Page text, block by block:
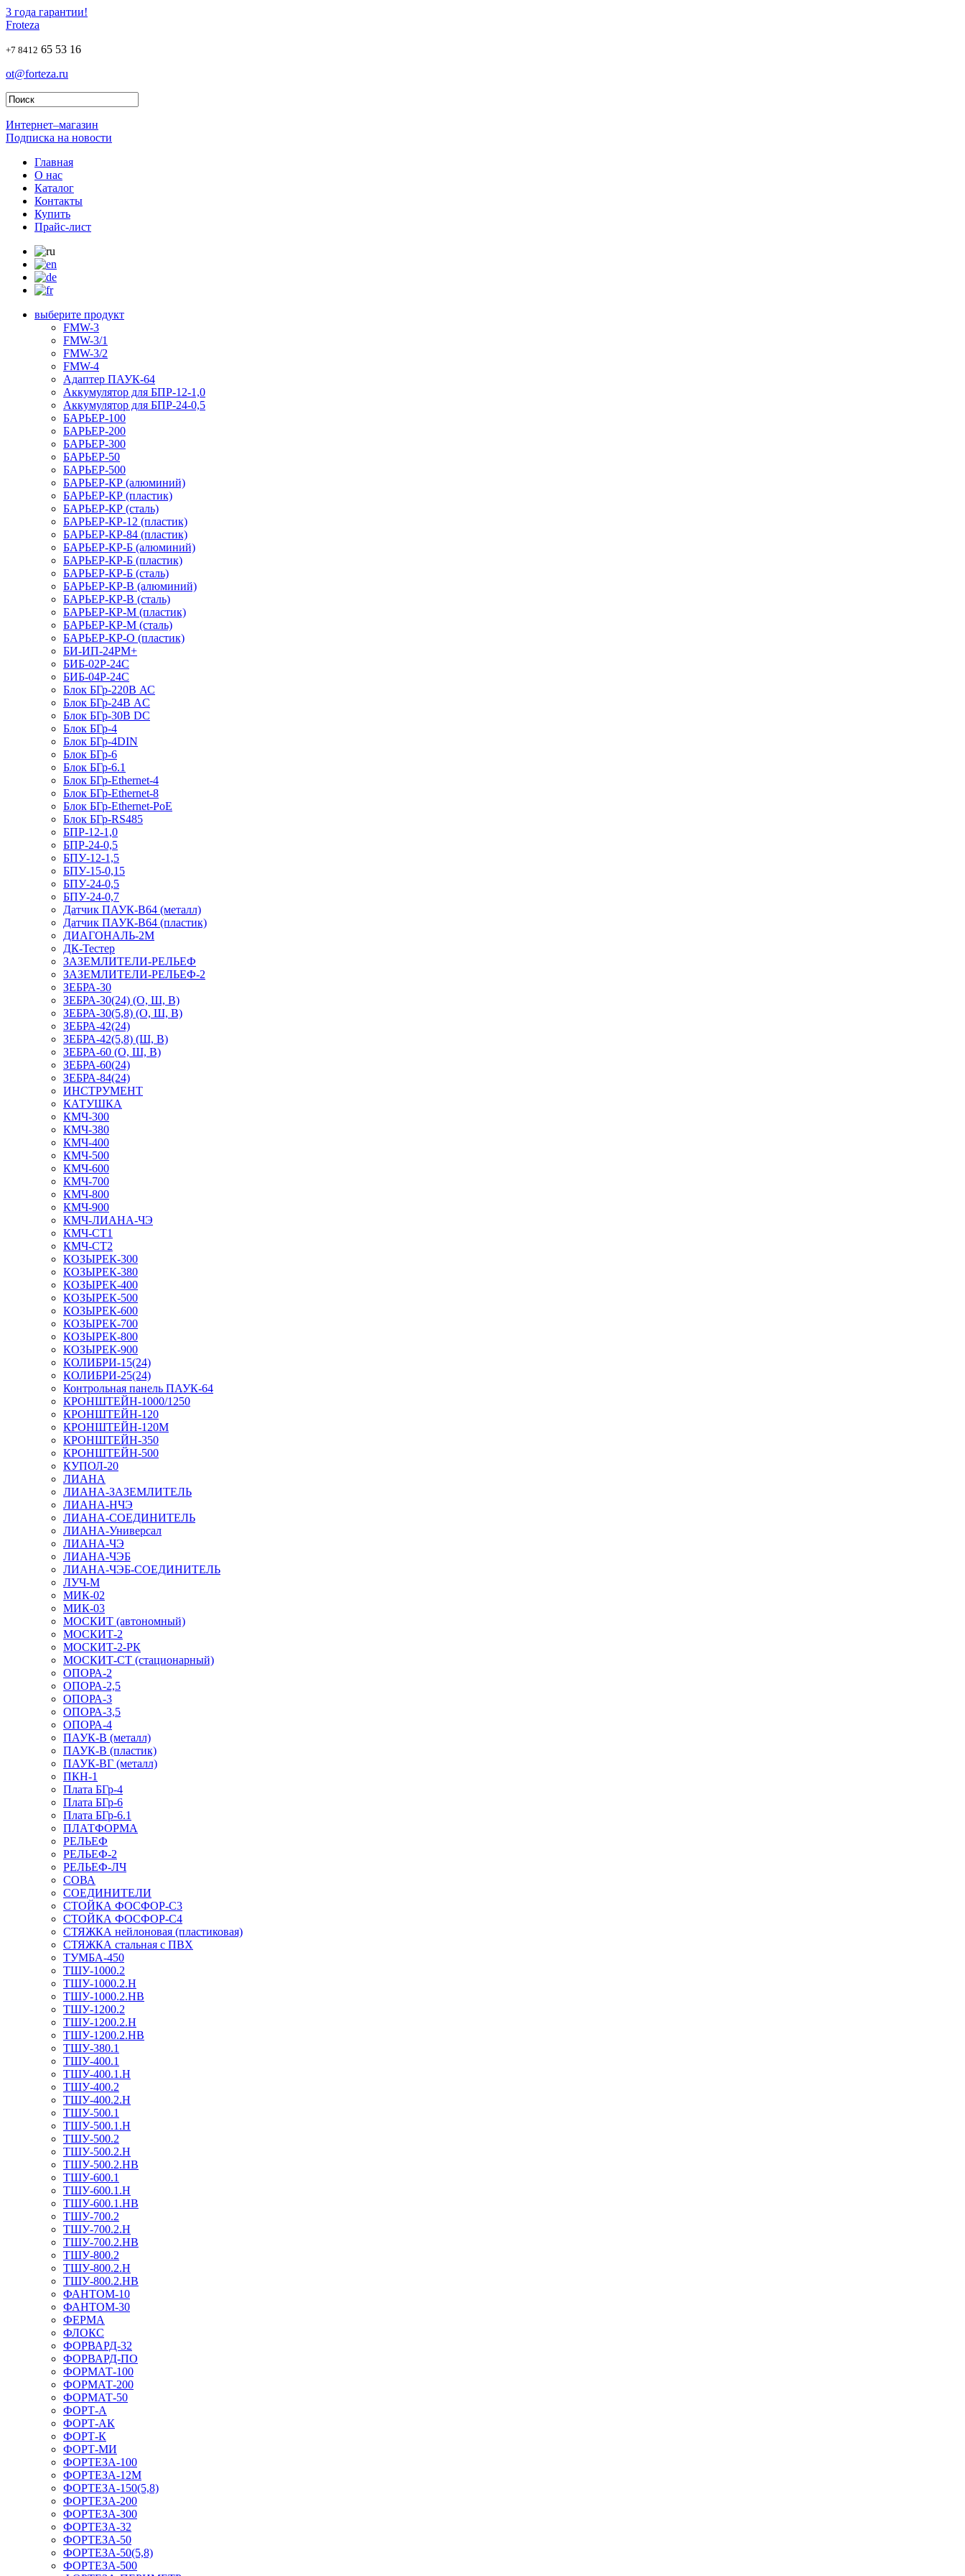
3 года гарантии!
Froteza
+7 8412 65 53 16
ot@forteza.ru
Интернет–магазин
Подписка на новости
Главная
О нас
Каталог
Контакты
Купить
Прайс-лист
выберите продукт
FMW-3
FMW-3/1
FMW-3/2
FMW-4
Адаптер ПАУК-64
Аккумулятор для БПР-12-1,0
Аккумулятор для БПР-24-0,5
БАРЬЕР-100
БАРЬЕР-200
БАРЬЕР-300
БАРЬЕР-50
БАРЬЕР-500
БАРЬЕР-КР (алюминий)
БАРЬЕР-КР (пластик)
БАРЬЕР-КР (сталь)
БАРЬЕР-КР-12 (пластик)
БАРЬЕР-КР-84 (пластик)
БАРЬЕР-КР-Б (алюминий)
БАРЬЕР-КР-Б (пластик)
БАРЬЕР-КР-Б (сталь)
БАРЬЕР-КР-В (алюминий)
БАРЬЕР-КР-В (сталь)
БАРЬЕР-КР-М (пластик)
БАРЬЕР-КР-М (сталь)
БАРЬЕР-КР-О (пластик)
БИ-ИП-24РМ+
БИБ-02Р-24С
БИБ-04Р-24С
Блок БГр-220В АС
Блок БГр-24В AC
Блок БГр-30В DC
Блок БГр-4
Блок БГр-4DIN
Блок БГр-6
Блок БГр-6.1
Блок БГр-Ethernet-4
Блок БГр-Ethernet-8
Блок БГр-Ethernet-PoE
Блок БГр-RS485
БПР-12-1,0
БПР-24-0,5
БПУ-12-1,5
БПУ-15-0,15
БПУ-24-0,5
БПУ-24-0,7
Датчик ПАУК-В64 (металл)
Датчик ПАУК-В64 (пластик)
ДИАГОНАЛЬ-2М
ДК-Тестер
ЗАЗЕМЛИТЕЛИ-РЕЛЬЕФ
ЗАЗЕМЛИТЕЛИ-РЕЛЬЕФ-2
ЗЕБРА-30
ЗЕБРА-30(24) (О, Ш, В)
ЗЕБРА-30(5,8) (О, Ш, В)
ЗЕБРА-42(24)
ЗЕБРА-42(5,8) (Ш, В)
ЗЕБРА-60 (О, Ш, В)
ЗЕБРА-60(24)
ЗЕБРА-84(24)
ИНСТРУМЕНТ
КАТУШКА
КМЧ-300
КМЧ-380
КМЧ-400
КМЧ-500
КМЧ-600
КМЧ-700
КМЧ-800
КМЧ-900
КМЧ-ЛИАНА-ЧЭ
КМЧ-СТ1
КМЧ-СТ2
КОЗЫРЕК-300
КОЗЫРЕК-380
КОЗЫРЕК-400
КОЗЫРЕК-500
КОЗЫРЕК-600
КОЗЫРЕК-700
КОЗЫРЕК-800
КОЗЫРЕК-900
КОЛИБРИ-15(24)
КОЛИБРИ-25(24)
Контрольная панель ПАУК-64
КРОНШТЕЙН-1000/1250
КРОНШТЕЙН-120
КРОНШТЕЙН-120М
КРОНШТЕЙН-350
КРОНШТЕЙН-500
КУПОЛ-20
ЛИАНА
ЛИАНА-ЗАЗЕМЛИТЕЛЬ
ЛИАНА-НЧЭ
ЛИАНА-СОЕДИНИТЕЛЬ
ЛИАНА-Универсал
ЛИАНА-ЧЭ
ЛИАНА-ЧЭБ
ЛИАНА-ЧЭБ-СОЕДИНИТЕЛЬ
ЛУЧ-М
МИК-02
МИК-03
МОСКИТ (автономный)
МОСКИТ-2
МОСКИТ-2-РК
МОСКИТ-СТ (стационарный)
ОПОРА-2
ОПОРА-2,5
ОПОРА-3
ОПОРА-3,5
ОПОРА-4
ПАУК-В (металл)
ПАУК-В (пластик)
ПАУК-ВГ (металл)
ПКН-1
Плата БГр-4
Плата БГр-6
Плата БГр-6.1
ПЛАТФОРМА
РЕЛЬЕФ
РЕЛЬЕФ-2
РЕЛЬЕФ-ЛЧ
СОВА
СОЕДИНИТЕЛИ
СТОЙКА ФОСФОР-С3
СТОЙКА ФОСФОР-С4
СТЯЖКА нейлоновая (пластиковая)
СТЯЖКА стальная с ПВХ
ТУМБА-450
ТШУ-1000.2
ТШУ-1000.2.Н
ТШУ-1000.2.НВ
ТШУ-1200.2
ТШУ-1200.2.Н
ТШУ-1200.2.НВ
ТШУ-380.1
ТШУ-400.1
ТШУ-400.1.Н
ТШУ-400.2
ТШУ-400.2.Н
ТШУ-500.1
ТШУ-500.1.Н
ТШУ-500.2
ТШУ-500.2.Н
ТШУ-500.2.НВ
ТШУ-600.1
ТШУ-600.1.Н
ТШУ-600.1.НВ
ТШУ-700.2
ТШУ-700.2.Н
ТШУ-700.2.НВ
ТШУ-800.2
ТШУ-800.2.Н
ТШУ-800.2.НВ
ФАНТОМ-10
ФАНТОМ-30
ФЕРМА
ФЛОКС
ФОРВАРД-32
ФОРВАРД-ПО
ФОРМАТ-100
ФОРМАТ-200
ФОРМАТ-50
ФОРТ-А
ФОРТ-АК
ФОРТ-К
ФОРТ-МИ
ФОРТЕЗА-100
ФОРТЕЗА-12М
ФОРТЕЗА-150(5,8)
ФОРТЕЗА-200
ФОРТЕЗА-300
ФОРТЕЗА-32
ФОРТЕЗА-50
ФОРТЕЗА-50(5,8)
ФОРТЕЗА-500